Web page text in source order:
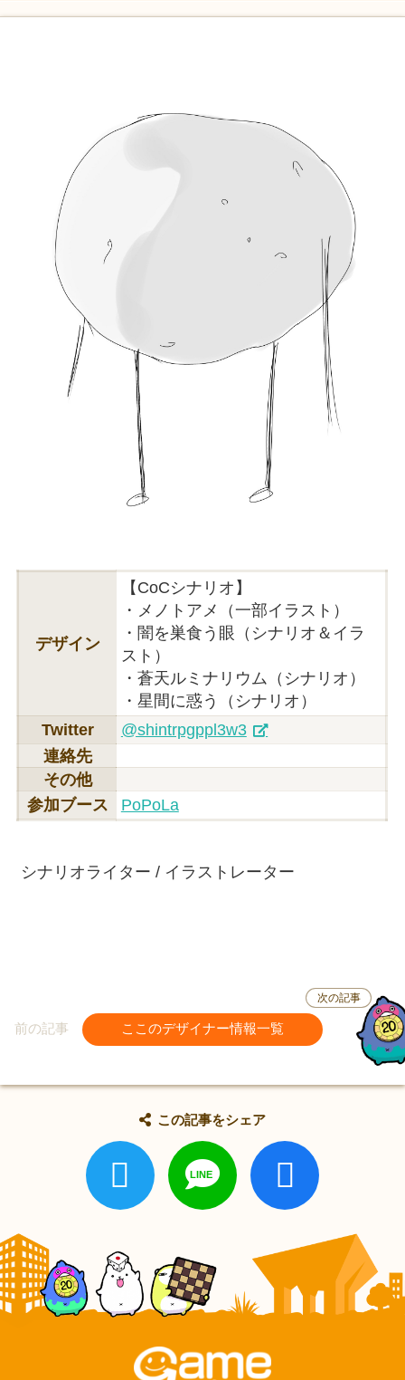
デザイン
【CoCシナリオ】
・メノトアメ（一部イラスト）
・闇を巣食う眼（シナリオ＆イラ
スト）
・蒼天ルミナリウム（シナリオ）
・星間に惑う（シナリオ）
Twitter
@shintrpgppl3w3
連絡先
その他
参加ブース
PoPoLa
シナリオライター / イラストレーター
前の記事 ここのデザイナー情報一覧
次の記事
この記事をシェア